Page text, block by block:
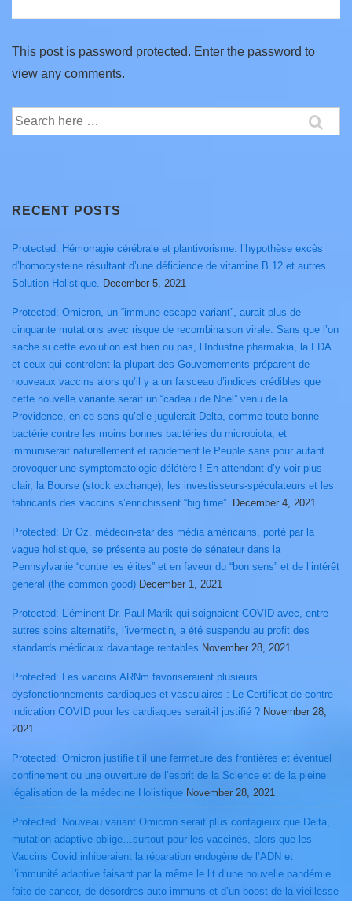
This post is password protected. Enter the password to
view any comments.
Search
for:
RECENT POSTS
Protected: Hémorragie cérébrale et plantivorisme: l’hypothèse excès
d’homocysteine résultant d’une déficience de vitamine B 12 et autres.
Solution Holistique. December 5, 2021
Protected: Omicron, un “immune escape variant”, aurait plus de
cinquante mutations avec risque de recombinaison virale. Sans que l’on
sache si cette évolution est bien ou pas, l’Industrie pharmakia, la FDA
et ceux qui controlent la plupart des Gouvernements préparent de
nouveaux vaccins alors qu’il y a un faisceau d’indices crédibles que
cette nouvelle variante serait un “cadeau de Noel” venu de la
Providence, en ce sens qu’elle jugulerait Delta, comme toute bonne
bactérie contre les moins bonnes bactéries du microbiota, et
immuniserait naturellement et rapidement le Peuple sans pour autant
provoquer une symptomatologie délétère ! En attendant d’y voir plus
clair, la Bourse (stock exchange), les investisseurs-spéculateurs et les
fabricants des vaccins s’enrichissent “big time”. December 4, 2021
Protected: Dr Oz, médecin-star des média américains, porté par la
vague holistique, se présente au poste de sénateur dans la
Pennsylvanie “contre les élites” et en faveur du “bon sens” et de l’intérêt
général (the common good) December 1, 2021
Protected: L’éminent Dr. Paul Marik qui soignaient COVID avec, entre
autres soins alternatifs, l’ivermectin, a été suspendu au profit des
standards médicaux davantage rentables November 28, 2021
Protected: Les vaccins ARNm favoriseraient plusieurs
dysfonctionnements cardiaques et vasculaires : Le Certificat de contre-
indication COVID pour les cardiaques serait-il justifié ? November 28,
2021
Protected: Omicron justifie t’il une fermeture des frontières et éventuel
confinement ou une ouverture de l’esprit de la Science et de la pleine
légalisation de la médecine Holistique November 28, 2021
Protected: Nouveau variant Omicron serait plus contagieux que Delta,
mutation adaptive oblige…surtout pour les vaccinés, alors que les
Vaccins Covid inhiberaient la réparation endogène de l’ADN et
l’immunité adaptive faisant par la même le lit d’une nouvelle pandémie
faite de cancer, de désordres auto-immuns et d’un boost de la vieillesse